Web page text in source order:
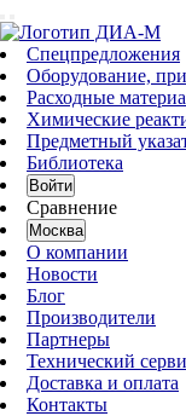
Спецпредложения
Оборудование,
Расходные
Химические
Предметный
Библиотека
Войти
Сравнение
Москва
О компании
Новости
Блог
Производители
Партнеры
Технический
Доставка и оплата
Контакты